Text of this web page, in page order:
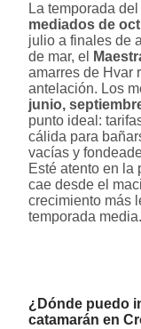
La temporada
mediados de
julio a finales de
de mar, el
amarres de Hvar
antelación. Los
junio,
punto ideal:
cálida para
vacías y
Esté atento en la
cae desde el
crecimiento más
temporada media.
¿Dónde puedo
catamarán en